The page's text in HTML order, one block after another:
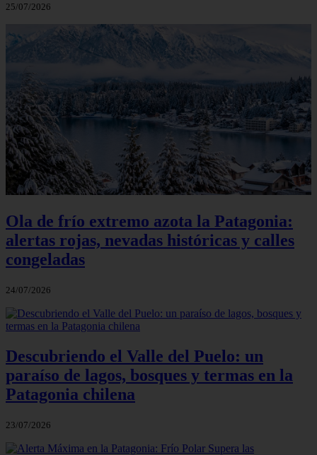
25/07/2026
Ola de frío extremo azota la Patagonia:
alertas rojas, nevadas históricas y calles
congeladas
24/07/2026
Descubriendo el Valle del Puelo: un
paraíso de lagos, bosques y termas en la
Patagonia chilena
23/07/2026